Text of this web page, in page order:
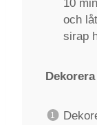
10
och
sirap
Dekorera